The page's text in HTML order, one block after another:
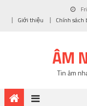
Giới thiệu
Chính
ÂM
Tin âm